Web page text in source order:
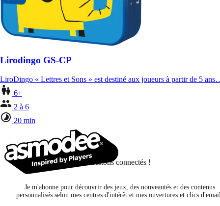
Lirodingo GS-CP
LiroDingo « Lettres et Sons » est destiné aux joueurs à partir de 5
6+
2 à 6
20 min
Restons connectés !
Je m'abonne pour découvrir des jeux, des nouveautés et des contenus
personnalisés selon mes centres d'intérêt et mes ouvertures et clics